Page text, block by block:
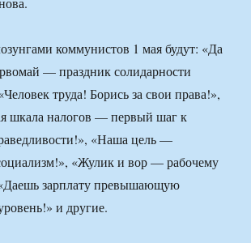
коммунистов 1 мая будут: «Да
— праздник солидарности
труда! Борись за свои права!»,
шкала налогов — первый шаг к
«Наша цель —
«Жулик и вор — рабочему
зарплату превышающую
и другие.